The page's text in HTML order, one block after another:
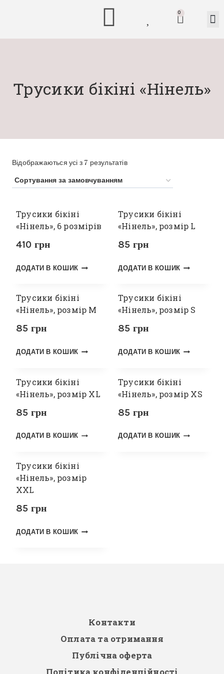
0
Трусики бікіні «Нінель»
Відображаються усі з 7 результатів
Трусики бікіні
«Нінель», 6 розмірів
410 грн
ДОДАТИ В КОШИК
Трусики бікіні
«Нінель», розмір L
85 грн
ДОДАТИ В КОШИК
Трусики бікіні
«Нінель», розмір M
85 грн
ДОДАТИ В КОШИК
Трусики бікіні
«Нінель», розмір S
85 грн
ДОДАТИ В КОШИК
Трусики бікіні
«Нінель», розмір XL
85 грн
ДОДАТИ В КОШИК
Трусики бікіні
«Нінель», розмір XS
85 грн
ДОДАТИ В КОШИК
Трусики бікіні
«Нінель», розмір
XXL
85 грн
ДОДАТИ В КОШИК
Контакти
Оплата та отримання
Публічна оферта